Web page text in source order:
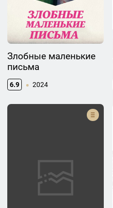
Злобные маленькие
письма
6.9 2024